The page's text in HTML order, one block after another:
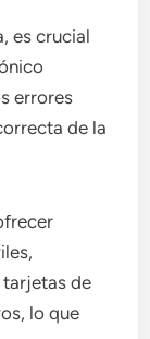
es crucial
errores
de la
tarjetas de
lo que